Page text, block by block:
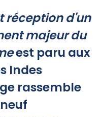
réception d'un
majeur du
est paru aux
Indes
rassemble